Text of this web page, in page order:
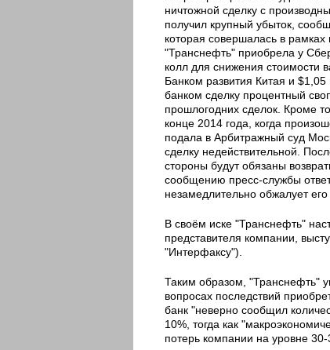
ничтожной сделку с
получил крупный убыток,
которая совершалась в
"Транснефть" приобрела у
колл для снижения стоимости
Банком развития Китая и
банком сделку процентный
прошлогодних сделок. Кроме
конце 2014 года, когда
подала в Арбитражный суд
сделку недействительной.
стороны будут обязаны
сообщению пресс-службы
незамедлительно обжалует
В своём иске "Транснефть"
представителя компании,
"Интерфаксу").
Таким образом, "Транснефть"
вопросах последствий
банк "неверно сообщил
10%, тогда как
потерь компании на уровне